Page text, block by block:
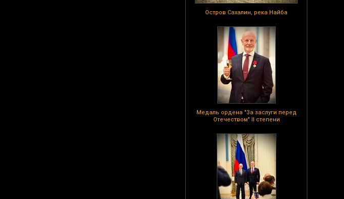
Остров Сахалин, река Найба
Медаль ордена "За заслуги перед
Отечеством" II степени